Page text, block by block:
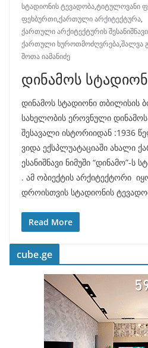
სტადიონის ტევადობა,ტიტულოვანი
ფეხბურთი,ქართული არქიტექტურა,
ქართული არქიტექტურის შესანიშნავი
ქართული ხუროთმოძღვრება,შალვა
შოთა იამანიძე
დინამოს
დინამოს სტადიონი თბილისის
სახელობის ეროვნული
შესავალი ისტორიიდან :1936
ვიდა ექსპლუატაციაში ახალი
ესანიშნავი ნიმუში “დინამო”-ს
. ამ ობიექტის არქიტექტორი
დროისთვის სტადიონის
Read More
cube.ge